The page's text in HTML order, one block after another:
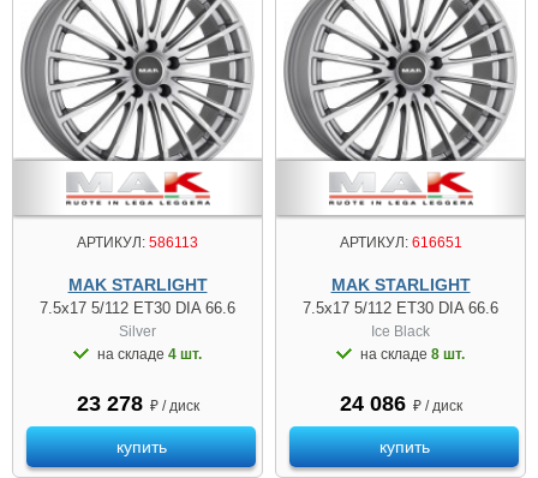
АРТИКУЛ: 586113
MAK STARLIGHT
7.5x17 5/112 ET30 DIA 66.6
Silver
на складе 4 шт.
23 278 ₽ / диск
купить
АРТИКУЛ:616651
MAK STARLIGHT
7.5x17 5/112 ET30 DIA 66.6
Ice Black
на складе 8 шт.
24 086 ₽ / диск
купить